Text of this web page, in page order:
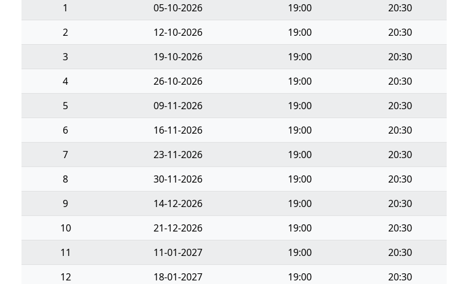
1
05-10-2026 19:00
20:30
2
12-10-2026 19:00
20:30
3
19-10-2026 19:00
20:30
4
26-10-2026 19:00
20:30
5
09-11-2026 19:00
20:30
6
16-11-2026 19:00
20:30
7
23-11-2026 19:00
20:30
8
30-11-2026 19:00
20:30
9
14-12-2026 19:00
20:30
10
21-12-2026 19:00
20:30
11
11-01-2027 19:00
20:30
12
18-01-2027 19:00
20:30